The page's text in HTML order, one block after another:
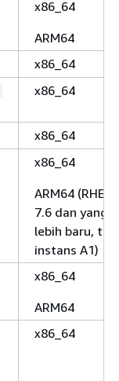
x86_64
ARM64
x86_64
x86_64
x86_64
x86_64
ARM64 (RHEL
7.6 dan yang
lebih baru, tipe
instans A1)
x86_64
ARM64
x86_64